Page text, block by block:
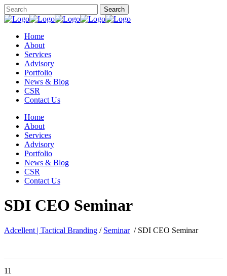
Home
About
Services
Advisory
Portfolio
News & Blog
CSR
Contact Us
Home
About
Services
Advisory
Portfolio
News & Blog
CSR
Contact Us
SDI CEO Seminar
Adcellent | Tactical Branding / Seminar / SDI CEO Seminar
11